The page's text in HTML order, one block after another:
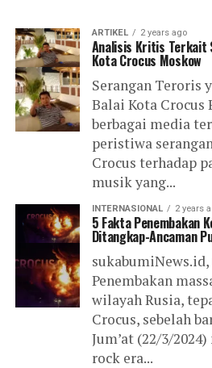
ARTIKEL 2 years ago
Analisis Kritis Terkait
Kota Crocus Moskow
Serangan Teroris
Balai Kota Crocus
berbagai media
peristiwa
Crocus terhadap
musik yang...
INTERNASIONAL 2 years
5 Fakta Penembakan
Ditangkap-Ancaman
sukabumiNews.id,
Penembakan
wilayah Rusia,
Crocus, sebelah
Jum’at (22/3/
rock era...